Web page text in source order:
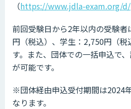
（https://www.jdla-exam.org/d/
前回受験日から2年以内の受験
円（税込）、学生：2,750円（
す。また、団体での一括申込で
が可能です。
※団体経由申込受付期間は2024
なります。